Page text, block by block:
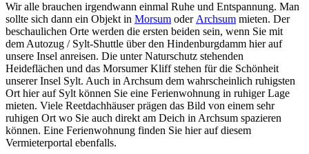
Wir alle brauchen irgendwann einmal Ruhe und Entspannung. Man
sollte sich dann ein Objekt in Morsum oderArchsum mieten. Der
beschaulichen Orte werden die ersten beiden sein, wenn Sie mit
dem Autozug / Sylt-Shuttle über den Hindenburgdamm hier auf
unsere Insel anreisen. Die unter Naturschutz stehenden
Heideflächen und das Morsumer Kliff stehen für die Schönheit
unserer Insel Sylt. Auch in Archsum dem wahrscheinlich ruhigsten
Ort hier auf Sylt können Sie eine Ferienwohnung in ruhiger Lage
mieten. Viele Reetdachhäuser prägen das Bild von einem sehr
ruhigen Ort wo Sie auch direkt am Deich in Archsum spazieren
können. Eine Ferienwohnung finden Sie hier auf diesem
Vermieterportal ebenfalls.